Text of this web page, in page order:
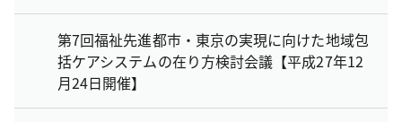
第7回福祉先進都市・東京の実現に向けた地域包
括ケアシステムの在り方検討会議【平成27年12
月24日開催】